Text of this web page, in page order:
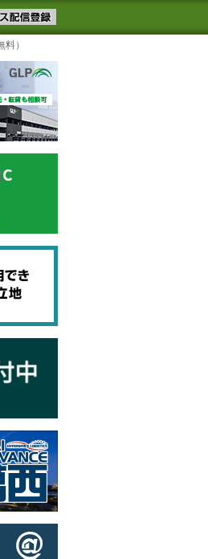
ニュースメール配信を登録す
ーマ
）